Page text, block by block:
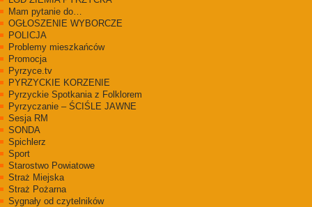
Mam pytanie do…
OGŁOSZENIE WYBORCZE
POLICJA
Problemy mieszkańców
Promocja
Pyrzyce.tv
PYRZYCKIE KORZENIE
Pyrzyckie Spotkania z Folklorem
Pyrzyczanie – ŚCIŚLE JAWNE
Sesja RM
SONDA
Spichlerz
Sport
Starostwo Powiatowe
Straż Miejska
Straż Pożarna
Sygnały od czytelników